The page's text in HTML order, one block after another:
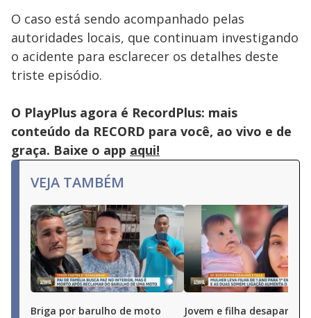
O caso está sendo acompanhado pelas
autoridades locais, que continuam investigando
o acidente para esclarecer os detalhes deste
triste episódio.
O PlayPlus agora é RecordPlus: mais
conteúdo da RECORD para você, ao vivo e de
graça. Baixe o app aqui!
VEJA TAMBÉM
Briga por barulho de moto
Jovem e filha